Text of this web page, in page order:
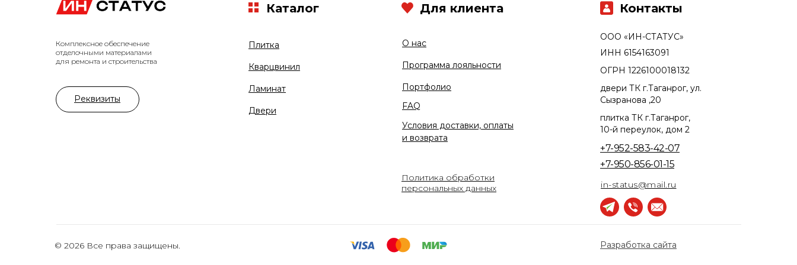
© 2026 Все права защищены.
Политика обработки
персональных данных
Комплексное обеспечение
отделочными материалами
для ремонта и строительства
Плитка
Кварцвинил
+7-950-856-01-15
+7-952-583-42-07
О нас
Ламинат
Программа лояльности
Двери
Портфолио
ООО «ИН-СТАТУС»
плитка ТК г.Таганрог,
10-й переулок, дом 2
двери ТК г.Таганрог, ул.
Сызранова ,20
ОГРН 1226100018132
ИНН 6154163091
Разработка сайта
Условия доставки, оплаты
и возврата
FAQ
Каталог
in-status@mail.ru
Контакты
Для клиента
Реквизиты